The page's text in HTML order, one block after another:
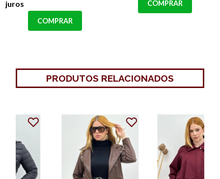
juros
COMPRAR
COMPRAR
PRODUTOS RELACIONADOS